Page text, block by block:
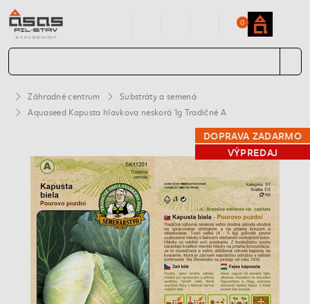
0
Záhradné centrum
Substráty a semená
Aquaseed Kapusta hlavkova neskorá 1g Tradičné A
DOPRAVA ZADARMO
VÝPREDAJ